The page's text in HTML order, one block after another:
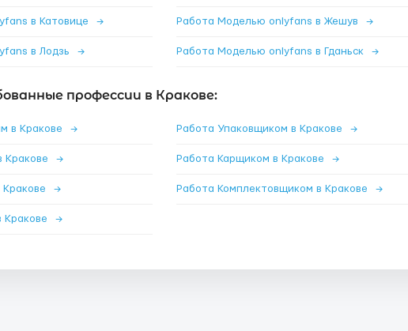
в Катовице → Работа Моделью onlyfans в Жешув →
в Лодзь → Работа Моделью onlyfans в Гданьск →
профессии в Кракове:
в Кракове → Работа Упаковщиком в Кракове →
Кракове → Работа Карщиком в Кракове →
→ Работа Комплектовщиком в Кракове →
Кракове →